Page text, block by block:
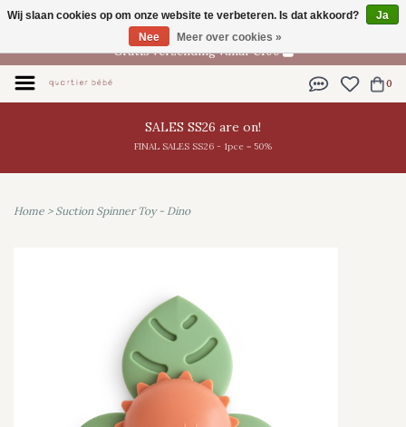
NL
Gratis verzending vanaf €100
0
SALES SS26 are on!
FINAL SALES SS26 - 1pce = 50%
Home > Suction Spinner Toy - Dino
Wij slaan cookies op om onze website te verbeteren. Is dat akkoord?
Ja
Nee
Meer over cookies »